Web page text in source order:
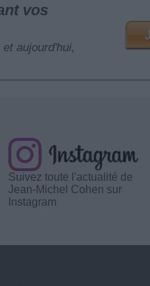
vos
aujourd'hui,
Suivez toute l'actualité de
Jean-Michel Cohen sur
Instagram